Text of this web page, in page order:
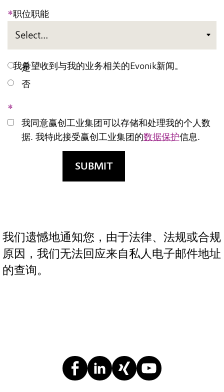
*职位职能
*我希望收到与我的业务相关的Evonik新闻。
是
否
*
我同意赢创工业集团可以存储和处理我的个人数
据. 我特此接受赢创工业集团的数据保护信息.
SUBMIT
我们遗憾地通知您，由于法律、法规或合规
原因，我们无法回应来自私人电子邮件地址
的查询。